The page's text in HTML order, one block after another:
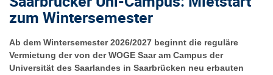
zum Wintersemester
Ab dem Wintersemester 2026/2027 beginnt die reguläre
Vermietung der von der WOGE Saar am Campus der
Universität des Saarlandes in Saarbrücken neu erbauten